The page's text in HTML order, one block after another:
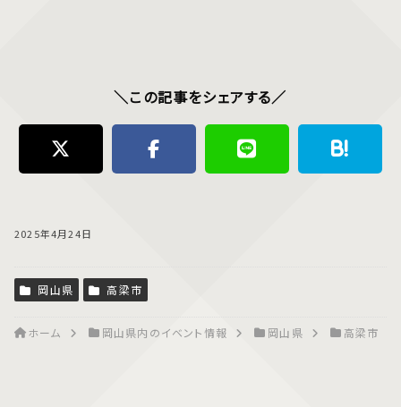
＼この記事をシェアする／
2025年4月24日
岡山県 高梁市
ホーム 岡山県内のイベント情報 岡山県 高梁市